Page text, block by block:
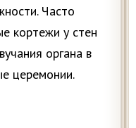
Часто
кортежи у стен
органа в
церемонии.